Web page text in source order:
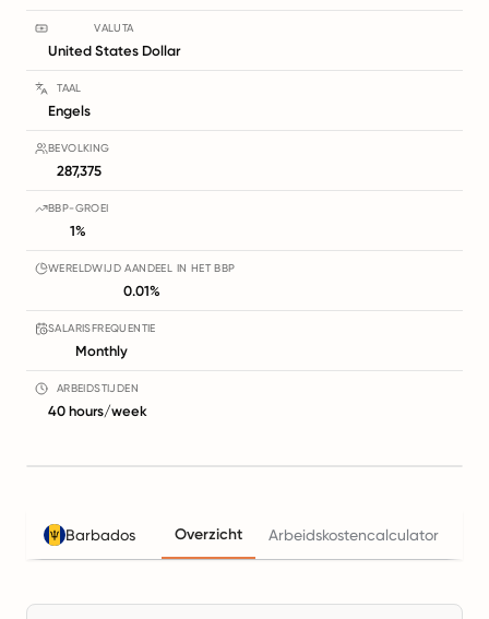
VALUTA
United States Dollar
TAAL
Engels
BEVOLKING
287,375
BBP-GROEI
1%
WERELDWIJD AANDEEL IN HET BBP
0.01%
SALARISFREQUENTIE
Monthly
ARBEIDSTIJDEN
40 hours/week
Barbados Overzicht Arbeidskostencalculator